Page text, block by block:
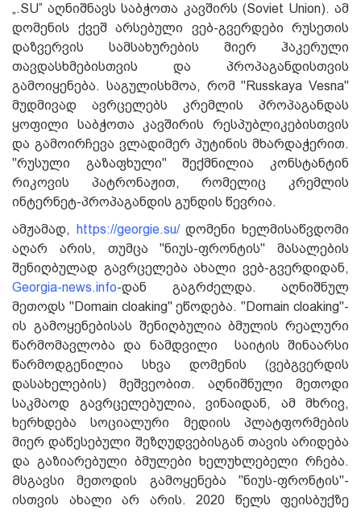
„.SU” აღნიშნავს საბჭოთა კავშირს (Soviet Union). ამ
დომენის ქვეშ არსებული ვებ-გვერდები რუსეთის
დაზვერვის სამსახურების მიერ ჰაკერული
თავდასხმებისთვის და პროპაგანდისთვის
გამოიყენება. საგულისხმოა, რომ "Russkaya Vesna"
მუდმივად ავრცელებს კრემლის პროპაგანდას
ყოფილი საბჭოთა კავშირის რესპუბლიკებისთვის
და გამოირჩევა ვლადიმერ პუტინის მხარდაჭერით.
"რუსული გაზაფხული" შექმნილია კონსტანტინ
რიკოვის პატრონაჟით, რომელიც კრემლის
ინტერნეტ-პროპაგანდის გუნდის წევრია.
ამჟამად,
https://georgie.su/დომენი ხელმისაწვდომი
აღარ არის, თუმცა "ნიუს-ფრონტის" მასალების
შენიღბულად გავრცელება ახალი ვებ-გვერდიდან,
Georgia-news.info-დან გაგრძელდა. აღნიშნულ
მეთოდს "Domain cloaking" ეწოდება. "Domain cloaking"-
ის გამოყენებისას შენიღბულია ბმულის რეალური
წარმომავლობა და ნამდვილი საიტის შინაარსი
წარმოდგენილია სხვა დომენის (ვებგვერდის
დასახელების) მეშვეობით. აღნიშნული მეთოდი
საკმაოდ გავრცელებულია, ვინაიდან, ამ მხრივ,
ხერხდება სოციალური მედიის პლატფორმების
მიერ დაწესებული შეზღუდვებისგან თავის არიდება
და გაზიარებული ბმულები ხელუხლებელი რჩება.
Მსგავსი მეთოდის გამოყენება "ნიუს-ფრონტის"-
ისთვის ახალი არ არის. 2020 წელს ფეისბუქზე